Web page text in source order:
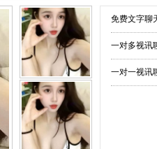
免费文字聊
一对多视讯
一对一视讯